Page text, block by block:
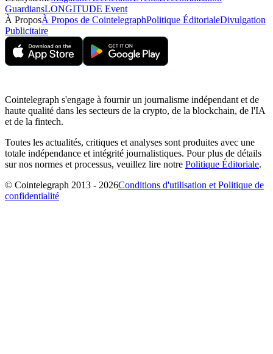
GuardiansLONGITUDE Event
À ProposÀ Propos de CointelegraphPolitique ÉditorialeDivulgation
Publicitaire
Cointelegraph s'engage à fournir un journalisme indépendant et de
haute qualité dans les secteurs de la crypto, de la blockchain, de l'IA
et de la fintech.
Toutes les actualités, critiques et analyses sont produites avec une
totale indépendance et intégrité journalistiques. Pour plus de détails
sur nos normes et processus, veuillez lire notre Politique Éditoriale.
© Cointelegraph 2013 - 2026Conditions d'utilisation et Politique de
confidentialité